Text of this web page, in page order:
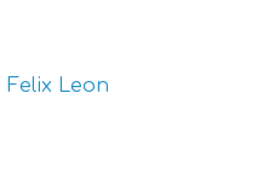
Felix Leon